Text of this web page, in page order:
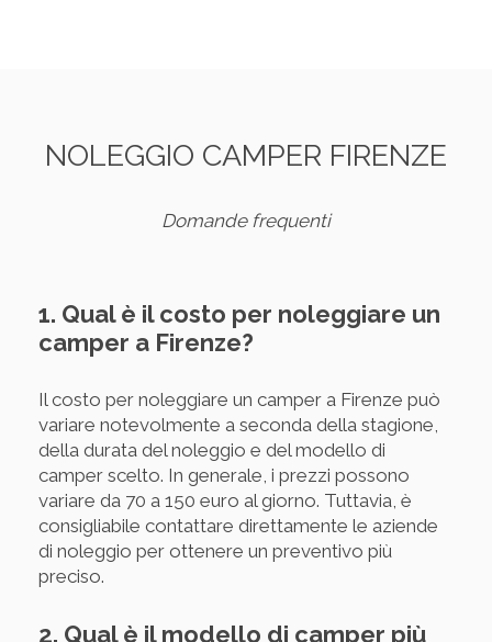
NOLEGGIO CAMPER FIRENZE
Domande frequenti
1. Qual è il costo per noleggiare un
camper a Firenze?
Il costo per noleggiare un camper a Firenze può
variare notevolmente a seconda della stagione,
della durata del noleggio e del modello di
camper scelto. In generale, i prezzi possono
variare da 70 a 150 euro al giorno. Tuttavia, è
consigliabile contattare direttamente le aziende
di noleggio per ottenere un preventivo più
preciso.
2. Qual è il modello di camper più